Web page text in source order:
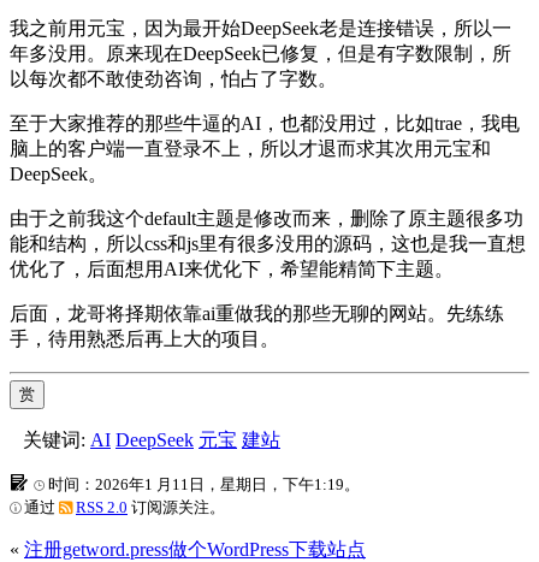
我之前用元宝，因为最开始DeepSeek老是连接错误，所以一
年多没用。原来现在DeepSeek已修复，但是有字数限制，所
以每次都不敢使劲咨询，怕占了字数。
至于大家推荐的那些牛逼的AI，也都没用过，比如trae，我电
脑上的客户端一直登录不上，所以才退而求其次用元宝和
DeepSeek。
由于之前我这个default主题是修改而来，删除了原主题很多功
能和结构，所以css和js里有很多没用的源码，这也是我一直想
优化了，后面想用AI来优化下，希望能精简下主题。
后面，龙哥将择期依靠ai重做我的那些无聊的网站。先练练
手，待用熟悉后再上大的项目。
赏
关键词: AI DeepSeek 元宝 建站
时间：2026年1 月11日，星期日，下午1:19。
通过
RSS 2.0 订阅源关注。
« 注册getword.press做个WordPress下载站点